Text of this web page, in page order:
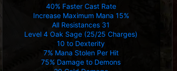
40% Faster Cast Rate
Increase Maximum Mana 15%
All Resistances 31
Level 4 Oak Sage (25/25 Charges)
10 to Dexterity
7% Mana Stolen Per Hit
75% Damage to Demons